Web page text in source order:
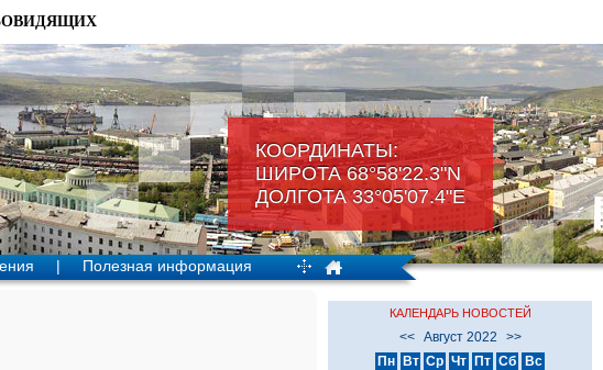
КООРДИНАТЫ:
ШИРОТА 68°58'22.3"N
ДОЛГОТА 33°05'07.4"Е
| Полезная информация
КАЛЕНДАРЬ НОВОСТЕЙ
<< Август 2022
>>
Пн
Вт Ср Чт Пт Сб
Вс